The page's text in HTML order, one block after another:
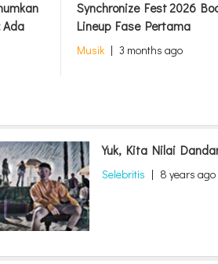
Ada
Synchronize Fest 2026
Lineup Fase Pertama
Musik | 3 months ago
Yuk, Kita Nilai
Selebritis | 8 years ago